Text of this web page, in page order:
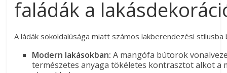
faládák a
A ládák sokoldalúsága miatt számos lakberendezési
Modern lakásokban: A mangófa bútorok
természetes anyaga tökéletes kontrasztot alkot a